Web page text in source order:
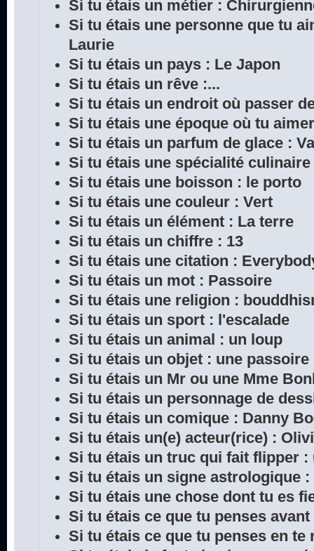
Si tu étais un métier :
Si tu étais une personne que tu
Laurie
Si tu étais un pays : Le Japon
Si tu étais un rêve :...
Si tu étais un endroit où passer
Si tu étais une époque où tu
Si tu étais un parfum de glace :
Si tu étais une spécialité
Si tu étais une boisson : le porto
Si tu étais une couleur : Vert
Si tu étais un élément : La terre
Si tu étais un chiffre : 13
Si tu étais une citation :
Si tu étais un mot : Passoire
Si tu étais une religion :
Si tu étais un sport : l'escalade
Si tu étais un animal : un loup
Si tu étais un objet : une passoire
Si tu étais un Mr ou une Mme
Si tu étais un personnage de
Si tu étais un comique : Danny
Si tu étais un(e) acteur(rice) :
Si tu étais un truc qui fait flipper :
Si tu étais un signe astrologique :
Si tu étais une chose dont tu es
Si tu étais ce que tu penses
Si tu étais ce que tu penses en te